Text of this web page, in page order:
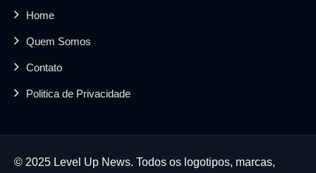
Home
Quem Somos
Contato
Politica de Privacidade
© 2025 Level Up News. Todos os logotipos, marcas,